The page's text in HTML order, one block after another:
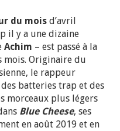
du mois d’avril
il y a une dizaine
Achim – est passé à la
mois. Originaire du
le rappeur
batteries trap et des
morceaux plus légers
Blue Cheese, ses
en août 2019 et en